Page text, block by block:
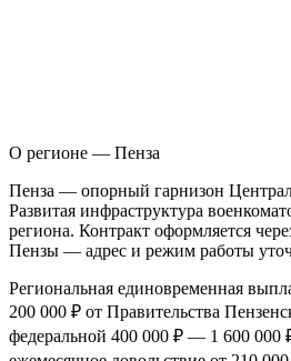
О регионе — Пенза
Пенза — опорный гарнизон
Развитая инфраструктура
региона. Контракт оформляется
Пензы — адрес и режим работы
Региональная единовременная
200 000 ₽ от Правительства
федеральной 400 000 ₽ — 1 600 000